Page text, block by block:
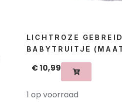
LICHTROZE GEBREID
BABYTRUITJE
€10,99
1 op voorraad